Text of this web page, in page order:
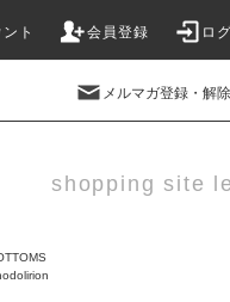
ト 会員登録 ロ
メルマガ登録・解除
shopping site